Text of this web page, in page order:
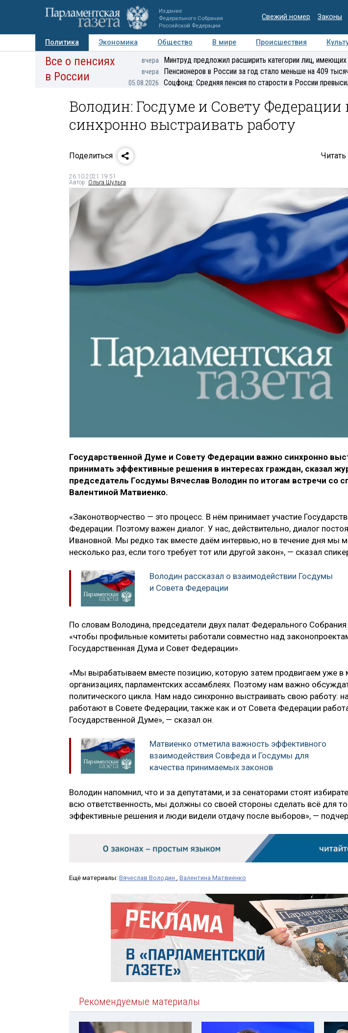
Издание
Федерального Собрания
Российской Федерации
Свежий номер Законы
Политика Экономика Общество В мире Происшествия
Авторы Персоны Мнения Регионы Медиацентр Интервью
Все о пенсиях
в России
вчера Минтруд предложил расширить категории лиц, имеющих
вчера Пенсионеров в России за год стало меньше на 409
05.08.2026 Соцфонд: Средняя пенсия по старости в России
Володин: Госдуме и Совету
синхронно выстраивать работу
Поделиться Читать
26.10.2021 19:51
Автор: Ольга Шульга
Государственной Думе и Совету Федерации важно синхронно
принимать эффективные решения в интересах граждан, сказал
председатель Госдумы Вячеслав Володин по итогам встречи со
Валентиной Матвиенко.
«Законотворчество — это процесс. В нём принимает участие
Федерации. Поэтому важен диалог. У нас, действительно, диалог
Ивановной. Мы редко так вместе даём интервью, но в течение дня мы
несколько раз, если того требует тот или другой закон», — сказал
Володин рассказал о взаимодействии Госдумы
и Совета Федерации
По словам Володина, председатели двух палат Федерального
«чтобы профильные комитеты работали совместно над
Государственная Дума и Совет Федерации».
«Мы вырабатываем вместе позицию, которую затем продвигаем уже
организациях, парламентских ассамблеях. Поэтому нам важно
политического цикла. Нам надо синхронно выстраивать свою работу:
работают в Совете Федерации, также как и от Совета Федерации
Государственной Думе», — сказал он.
Матвиенко отметила важность эффективного
взаимодействия Совфеда и Госдумы для
качества принимаемых законов
Володин напомнил, что и за депутатами, и за сенаторами стоят
всю ответственность, мы должны со своей стороны сделать всё для
эффективные решения и люди видели отдачу после выборов», —
Ещё материалы: Вячеслав Володин , Валентина Матвиенко
Рекомендуемые материалы